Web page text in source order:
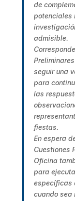
de
potenciales
admisible.
seguir una
para
las
fiestas.
En espera
Cuestiones
Oficina
para
específicas
cuando sea